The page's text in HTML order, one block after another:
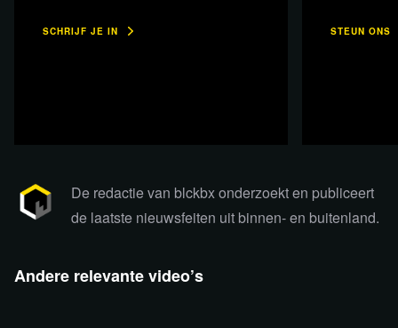
SCHRIJF JE IN STEUN ONS
De redactie van blckbx onderzoekt en publiceert
de laatste nieuwsfeiten uit binnen- en buitenland.
Andere relevante video’s